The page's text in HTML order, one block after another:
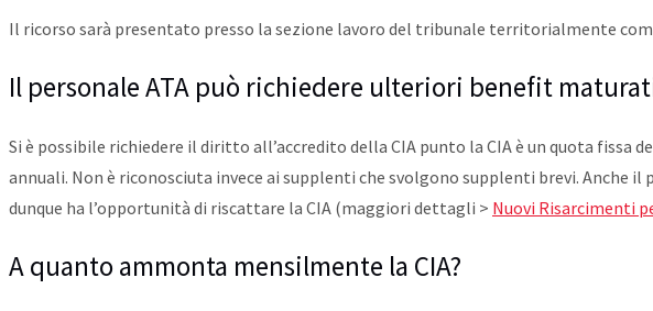
Il ricorso sarà presentato presso la sezione lavoro del tribunale territorialmente
Il personale ATA può richiedere ulteriori benefit
Si è possibile richiedere il diritto all’accredito della CIA punto la CIA è un quota
annuali. Non è riconosciuta invece ai supplenti che svolgono supplenti brevi. Anche
dunque ha l’opportunità di riscattare la CIA (maggiori dettagli > Nuovi Risarcimenti
A quanto ammonta mensilmente la CIA?